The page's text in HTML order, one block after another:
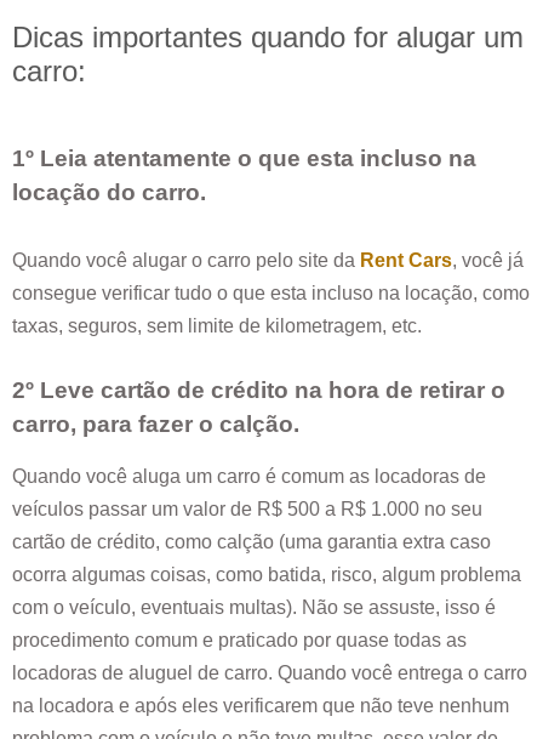
Dicas importantes quando for alugar um
carro:
1º Leia atentamente o que esta incluso na
locação do carro.
Quando você alugar o carro pelo site da Rent Cars, você já
consegue verificar tudo o que esta incluso na locação, como
taxas, seguros, sem limite de kilometragem, etc.
2º Leve cartão de crédito na hora de retirar o
carro, para fazer o calção.
Quando você aluga um carro é comum as locadoras de
veículos passar um valor de R$ 500 a R$ 1.000 no seu
cartão de crédito, como calção (uma garantia extra caso
ocorra algumas coisas, como batida, risco, algum problema
com o veículo, eventuais multas). Não se assuste, isso é
procedimento comum e praticado por quase todas as
locadoras de aluguel de carro. Quando você entrega o carro
na locadora e após eles verificarem que não teve nenhum